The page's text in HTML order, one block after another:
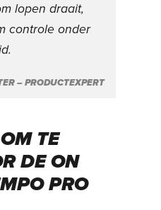
lopen draait,
controle onder
– PRODUCTEXPERT
TE
DE ON
PRO